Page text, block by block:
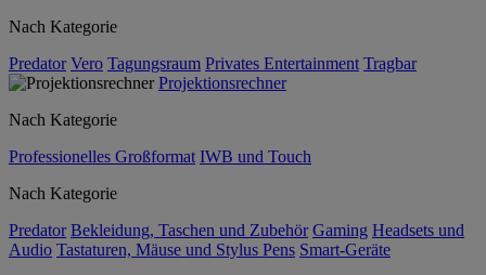
Nach Kategorie
Predator Vero Tagungsraum Privates Entertainment Tragbar
Projektionsrechner
Nach Kategorie
Professionelles Großformat IWB und Touch
Nach Kategorie
Predator Bekleidung, Taschen und Zubehör Gaming Headsets und
Audio Tastaturen, Mäuse und Stylus Pens Smart-Geräte